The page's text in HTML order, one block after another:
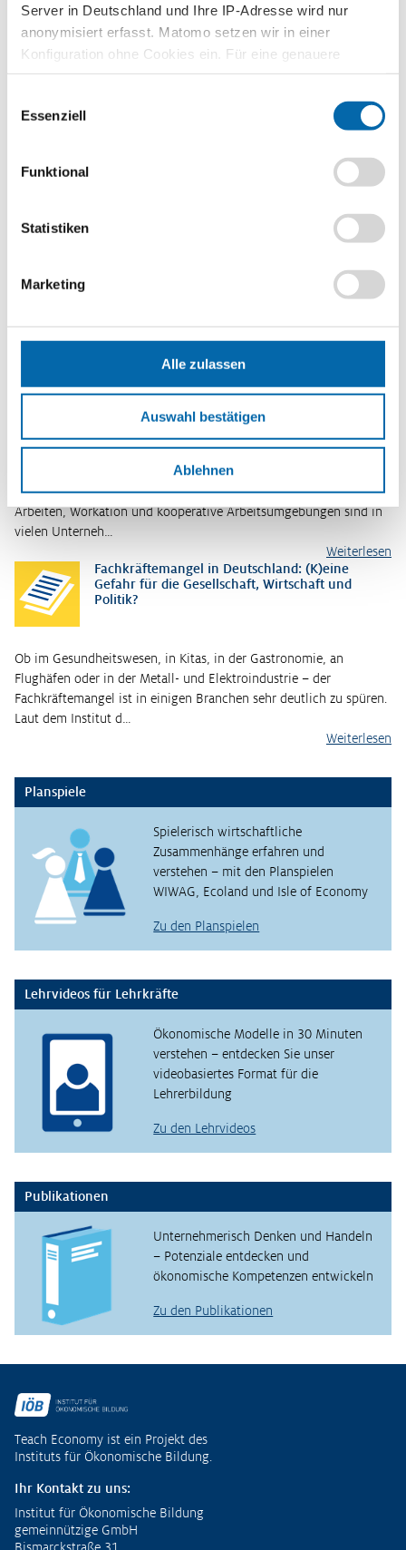
Server in Deutschland und Ihre IP-Adresse wird nur
anonymisiert erfasst. Matomo setzen wir in einer
Konfiguration ohne Cookies ein. Für eine genauere
Analyse bitte wir Sie, auch den optional wählbaren
Essenziell
Funktional
Statistiken
Marketing
Alle zulassen
Auswahl bestätigen
Ablehnen
Berufsorientierung den Gendershift fördern kann.
beurteilen exemplarisch, ob Diversity Management in
Unternehmen dazu beiträgt, den Gendershift voranzutreiben.
Drei-Schritt-Interview
PDF-Datei
Diversity Management
2024
So könnte es weitergehen
Arbeiten bedeutet heute längst nicht mehr, 8 Stunden pro Tag
bzw. 5 Tage die Woche im Büro zu sitzen: Homeoffice, mobiles
Arbeiten, Workation und kooperative Arbeitsumgebungen sind in
vielen Unterneh…
Weiterlesen
Fachkräftemangel in Deutschland: (K)eine
Gefahr für die Gesellschaft, Wirtschaft und
Politik?
Ob im Gesundheitswesen, in Kitas, in der Gastronomie, an
Flughäfen oder in der Metall- und Elektroindustrie – der
Fachkräftemangel ist in einigen Branchen sehr deutlich zu spüren.
Laut dem Institut d…
Weiterlesen
Planspiele
Spielerisch wirtschaftliche
Zusammenhänge erfahren und
verstehen – mit den Planspielen
WIWAG, Ecoland und Isle of Economy
Zu den Planspielen
Lehrvideos für Lehrkräfte
Ökonomische Modelle in 30 Minuten
verstehen – entdecken Sie unser
videobasiertes Format für die
Lehrerbildung
Zu den Lehrvideos
Publikationen
Unternehmerisch Denken und Handeln
– Potenziale entdecken und
ökonomische Kompetenzen entwickeln
Zu den Publikationen
Teach Economy ist ein Projekt des
Instituts für Ökonomische Bildung.
Ihr Kontakt zu uns:
Institut für Ökonomische Bildung
gemeinnützige GmbH